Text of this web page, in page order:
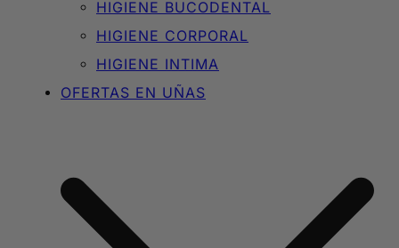
HIGIENE BUCODENTAL
HIGIENE CORPORAL
HIGIENE INTIMA
OFERTAS EN UÑAS